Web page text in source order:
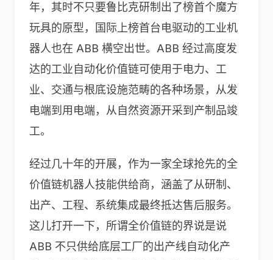
年，其时不只要鲁比克研制出了榜首个魔方
玩具的原型，国际上榜首台电驱动的工业机
器人也在 ABB 横空出世。ABB 经过高度发
达的工业自动化价值链可使用于电力、工
业、交通与根底设施范畴的各种场景，从发
电端到用电端，从自然资源开采到产制品竣
工。
经过几十年的开展，作为一家全球抢先的全
价值链机器人技能供给商，涵盖了从研制、
出产、工程、系统集成最终抵达售后服务。
这儿打开一下，所谓全价值链的界说是说
ABB 不只供给底层工厂的出产线自动化产